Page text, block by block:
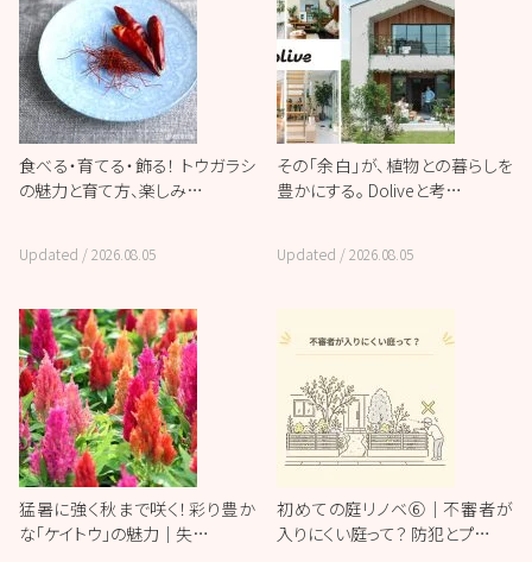
食べる・育てる・飾る！ トウガラシ
の魅力と育て方、楽しみ…
Updated /2026.08.05
その「余白」が、植物との暮らしを
豊かにする。 Doliveと考…
Updated /2026.08.05
猛暑に強く秋まで咲く！彩り豊か
な「ケイトウ」の魅力｜失…
初めての庭リノベ⑥｜不審者が
入りにくい庭って？ 防犯とプ…